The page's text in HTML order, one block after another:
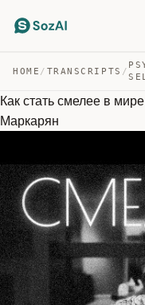
HOME / TRANSCRIPTS /
Как стать смелее в
Маркарян